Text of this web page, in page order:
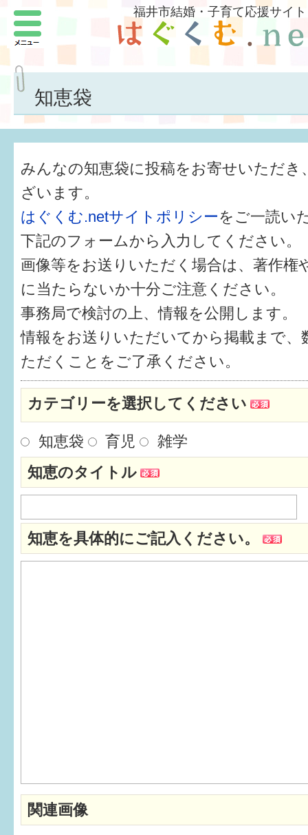
福井市結婚・子育て応援サイト
知恵袋
みんなの知恵袋に投稿をお寄せいただき
ざいます。
はぐくむ.netサイトポリシーをご一読い
下記のフォームから入力してください。
画像等をお送りいただく場合は、著作権
に当たらないか十分ご注意ください。
事務局で検討の上、情報を公開します。
情報をお送りいただいてから掲載まで、
ただくことをご了承ください。
カテゴリーを選択してください
知恵袋 育児
雑学
知恵のタイトル
知恵を具体的にご記入ください。
関連画像
メニュー
結婚したい
子どもがほしい
福井の子育て環境
子どもを育てよう
もしものときの緊急連絡先
届出・手当・助成
健診・予防接種
仲間づくり・遊び場
子どもを預けたい
入園・入学
相談したい
さまざまな支援
子育てカレンダー
妊娠
子育てマップ
イベントレポート